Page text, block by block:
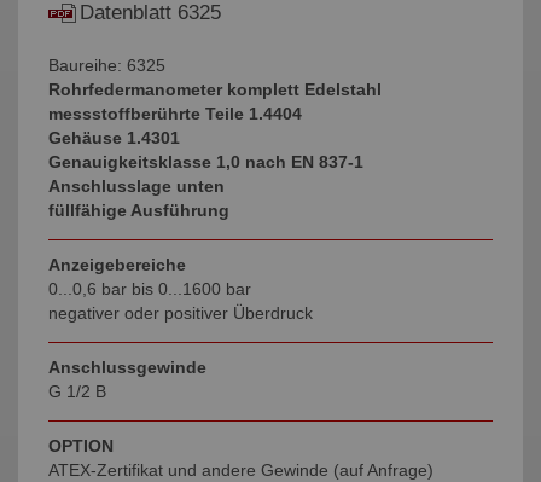
Datenblatt 6325
Baureihe: 6325
Rohrfedermanometer komplett Edelstahl
messstoffberührte Teile 1.4404
Gehäuse 1.4301
Genauigkeitsklasse 1,0 nach EN 837-1
Anschlusslage unten
füllfähige Ausführung
Anzeigebereiche
0...0,6 bar bis 0...1600 bar
negativer oder positiver Überdruck
Anschlussgewinde
G 1/2 B
OPTION
ATEX-Zertifikat und andere Gewinde (auf Anfrage)